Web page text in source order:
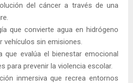
del cáncer a través de una
que convierte agua en hidrógeno
vehículos sin emisiones.
que evalúa el bienestar emocional
para prevenir la violencia escolar.
inmersiva que recrea entornos